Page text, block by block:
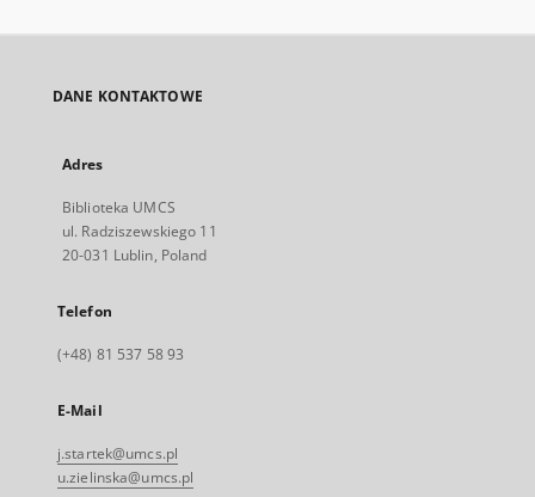
DANE KONTAKTOWE
Adres
Biblioteka UMCS
ul. Radziszewskiego 11
20-031 Lublin, Poland
Telefon
(+48) 81 537 58 93
E-Mail
j.startek@umcs.pl
u.zielinska@umcs.pl